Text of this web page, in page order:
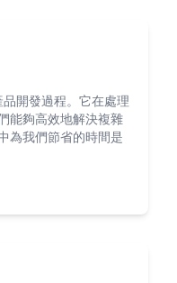
開發過程。它在處理
能夠高效地解決複雜
為我們節省的時間是